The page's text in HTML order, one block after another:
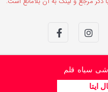
سیاه قلم
ایتا